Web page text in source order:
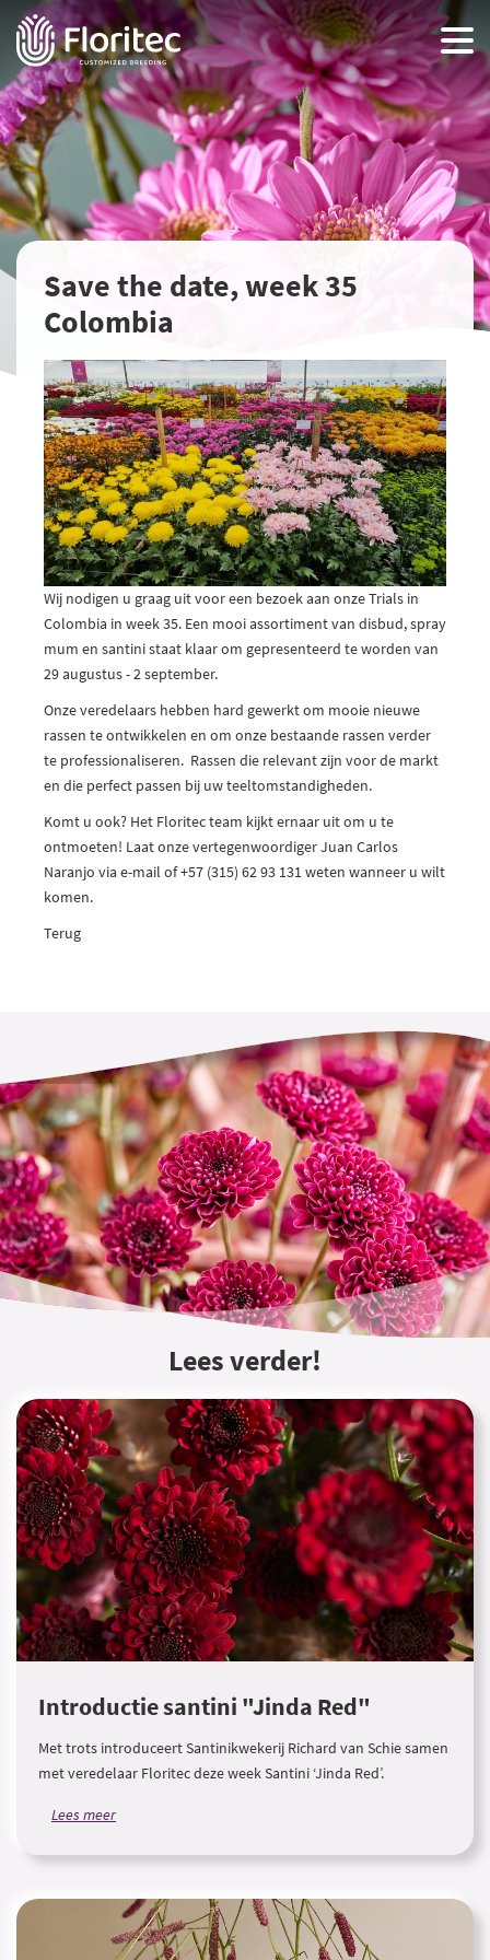
Save the date, week 35
Colombia
Wij nodigen u graag uit voor een bezoek aan onze Trials in
Colombia in week 35. Een mooi assortiment van disbud, spray
mum en santini staat klaar om gepresenteerd te worden van
29 augustus - 2 september.
Onze veredelaars hebben hard gewerkt om mooie nieuwe
rassen te ontwikkelen en om onze bestaande rassen verder
te professionaliseren. Rassen die relevant zijn voor de markt
en die perfect passen bij uw teeltomstandigheden.
Komt u ook? Het Floritec team kijkt ernaar uit om u te
ontmoeten! Laat onze vertegenwoordiger Juan Carlos
Naranjo via e-mail of +57 (315) 62 93 131 weten wanneer u wilt
komen.
Terug
Lees verder!
Introductie santini "Jinda Red"
Met trots introduceert Santinikwekerij Richard van Schie samen
met veredelaar Floritec deze week Santini ‘Jinda Red’.
Lees meer